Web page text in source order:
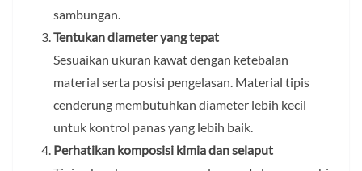
sambungan.
Tentukan diameter yang tepat
Sesuaikan ukuran kawat dengan ketebalan
material serta posisi pengelasan. Material tipis
cenderung membutuhkan diameter lebih kecil
untuk kontrol panas yang lebih baik.
Perhatikan komposisi kimia dan selaput